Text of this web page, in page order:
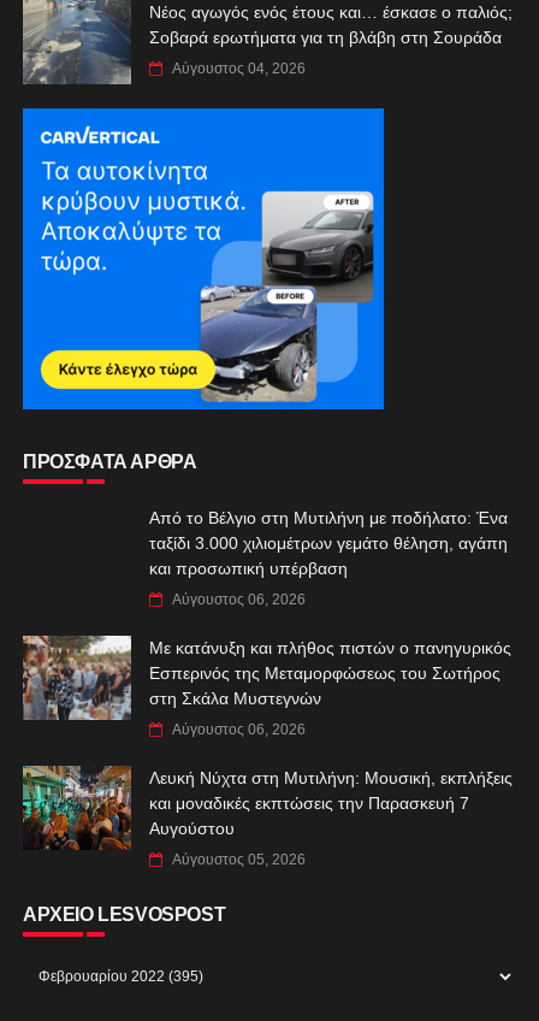
Νέος αγωγός ενός έτους και… έσκασε ο παλιός;
Σοβαρά ερωτήματα για τη βλάβη στη Σουράδα
Αύγουστος 04, 2026
ΠΡΟΣΦΑΤΑ ΑΡΘΡΑ
Από το Βέλγιο στη Μυτιλήνη με ποδήλατο: Ένα
ταξίδι 3.000 χιλιομέτρων γεμάτο θέληση, αγάπη
και προσωπική υπέρβαση
Αύγουστος 06, 2026
Με κατάνυξη και πλήθος πιστών ο πανηγυρικός
Εσπερινός της Μεταμορφώσεως του Σωτήρος
στη Σκάλα Μυστεγνών
Αύγουστος 06, 2026
Λευκή Νύχτα στη Μυτιλήνη: Μουσική, εκπλήξεις
και μοναδικές εκπτώσεις την Παρασκευή 7
Αυγούστου
Αύγουστος 05, 2026
ΑΡΧΕΙΟ LESVOSPOST